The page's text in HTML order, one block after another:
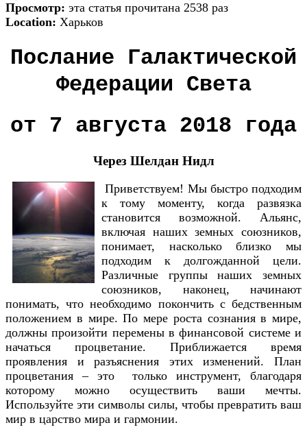
Просмотр: эта статья прочитана 2538 раз
Location: Харьков
Послание Галактической
Федерации Света
от 7 августа 2018 года
Через Шелдан Нидл
Приветствуем! Мы быстро подходим
к тому моменту, когда развязка
становится возможной. Альянс,
включая наших земных союзников,
понимает, насколько близко мы
подходим к долгожданной цели.
Различные группы наших земных
союзников, наконец, начинают
понимать, что необходимо покончить с бедственным
положением в мире. По мере роста сознания в мире,
должны произойти перемены в финансовой системе и
начаться процветание. Приближается время
проявления и разъяснения этих изменений. План
процветания – это только инструмент, благодаря
которому можно осуществить ваши мечты.
Используйте эти символы силы, чтобы превратить ваш
мир в царство мира и гармонии.